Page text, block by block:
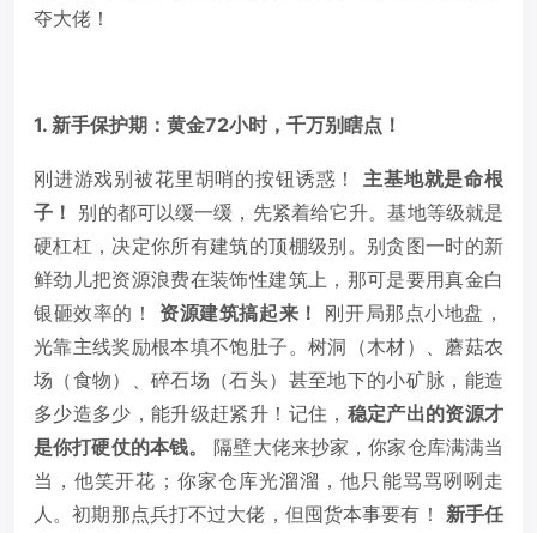
夺大佬！
1. 新手保护期：黄金72小时，千万别瞎点！
刚进游戏别被花里胡哨的按钮诱惑！ 主基地就是命根
子！ 别的都可以缓一缓，先紧着给它升。基地等级就是
硬杠杠，决定你所有建筑的顶棚级别。别贪图一时的新
鲜劲儿把资源浪费在装饰性建筑上，那可是要用真金白
银砸效率的！ 资源建筑搞起来！
刚开局那点小地盘，
光靠主线奖励根本填不饱肚子。树洞（木材）、蘑菇农
场（食物）、碎石场（石头）甚至地下的小矿脉，能造
多少造多少，能升级赶紧升！记住， 稳定产出的资源才
是你打硬仗的本钱。
隔壁大佬来抄家，你家仓库满满当
当，他笑开花；你家仓库光溜溜，他只能骂骂咧咧走
人。初期那点兵打不过大佬，但囤货本事要有！ 新手任